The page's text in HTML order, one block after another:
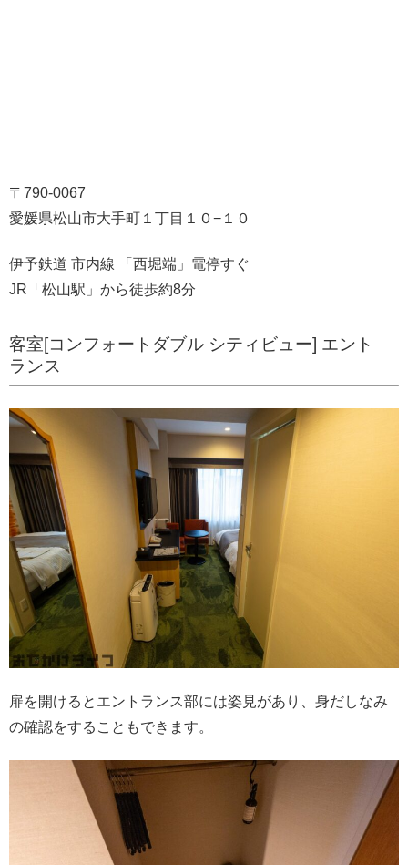
〒790-0067
愛媛県松山市大手町１丁目１０−１０
伊予鉄道 市内線 「西堀端」電停すぐ
JR「松山駅」から徒歩約8分
客室[コンフォートダブル シティビュー] エント
ランス
扉を開けるとエントランス部には姿見があり、身だしなみ
の確認をすることもできます。